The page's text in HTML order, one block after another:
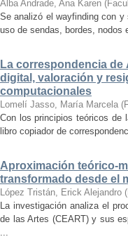
Alba Andrade, Ana Karen (
Se analizó el wayfinding con
uso de sendas, bordes, nodos
La correspondencia
digital, valoración y
computacionales
Lomelí Jasso, María Marcela (
Con los principios teóricos de
libro copiador de
Aproximación teórico-
transformado desde el
López Tristán, Erick Alejandro (
La investigación analiza el
de las Artes (CEART) y sus
...